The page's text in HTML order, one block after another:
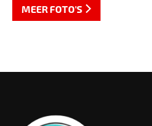
MEER FOTO'S